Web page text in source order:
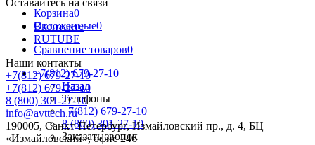
Корзина0
Отложенные0
Сравнение товаров0
+7(812) 679-27-10
Назад
Телефоны
+7(812) 679-27-10
8 (800) 301-27-10
Заказать звонок
Вконтакте
RUTUBE
Наши контакты
+7(812) 679-27-10
+7(812) 679-27-10
8 (800) 301-27-10
info@avttech.ru
190005, Санкт-Петербург, Измайловский пр., д. 4, БЦ
«Измайловский», офис 246